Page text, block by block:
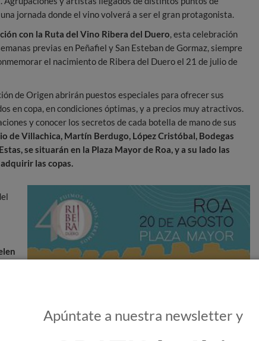
jornada donde el vino volverá a ser el gran protagonista.
con la Ruta del Vino Ribera del Duero, esta celebración
previas en Peñafiel y San Esteban de Gormaz, siempre
el nacimiento de Ribera del Duero el 21 de julio de
de Origen abrirán puestos especiales para ofrecer sus
en copa, en condiciones óptimas, y a precios muy atractivos.
y conocer los secretos de cada botella de mano de sus
de Villachica, Martín Berdugo, López Cristóbal, Bodegas
se situarán en la Plaza Mayor de Roa, y a su lado las
las copas.
Apúntate a nuestra newsletter y